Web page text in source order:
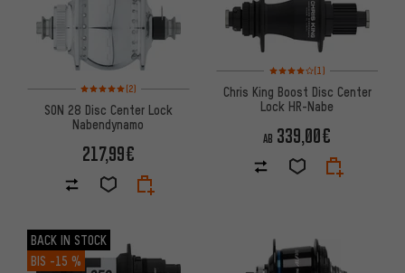
Bewertungen: 5 von 5 basierend auf 2 Bewertungen
(2)
SON 28 Disc Center Lock
Nabendynamo
217,99€
Bewertungen: 4 von 5
(1)
Chris King Boost Disc Center
Lock HR-Nabe
AB 339,00€
BACK IN STOCK
BIS -15 %